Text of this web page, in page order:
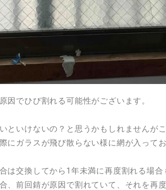
因でひび割れる可能性がございます。
いけないの？と思うかもしれませんが
にガラスが飛び散らない様に網が入って
は交換してから1年未満に再度割れる場
、前回錆が原因で割れていて、それを再